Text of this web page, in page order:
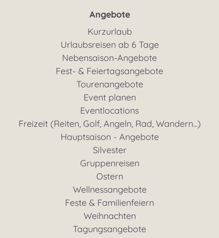
Angebote
Kurzurlaub
Urlaubsreisen ab 6 Tage
Nebensaison-Angebote
Fest- & Feiertagsangebote
Tourenangebote
Event planen
Eventlocations
Freizeit (Reiten, Golf, Angeln, Rad, Wandern...)
Hauptsaison - Angebote
Silvester
Gruppenreisen
Ostern
Wellnessangebote
Feste & Familienfeiern
Weihnachten
Tagungsangebote